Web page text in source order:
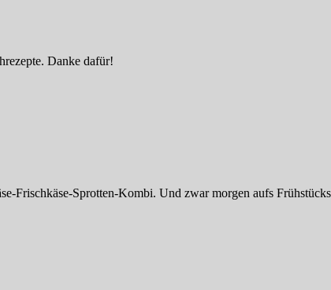
Danke dafür!
Frischkäse-Sprotten-Kombi. Und zwar morgen aufs